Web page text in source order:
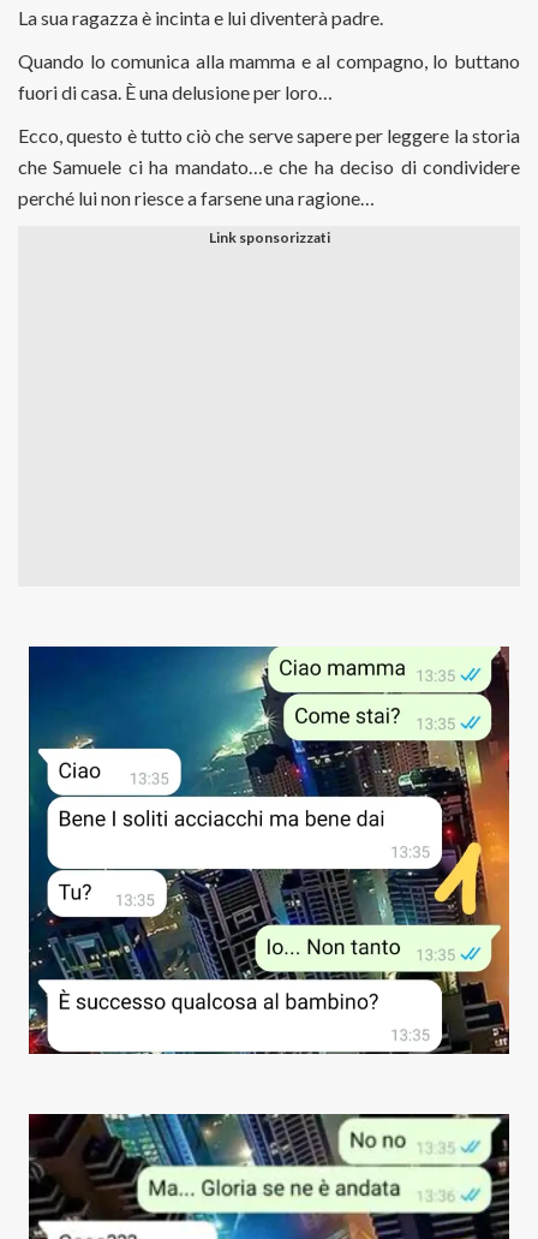
La sua ragazza è incinta e lui diventerà padre.
Quando lo comunica alla mamma e al compagno, lo buttano
fuori di casa. È una delusione per loro…
Ecco, questo è tutto ciò che serve sapere per leggere la storia
che Samuele ci ha mandato…e che ha deciso di condividere
perché lui non riesce a farsene una ragione…